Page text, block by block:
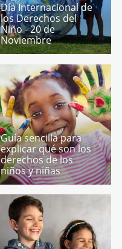
Día Internacional de
los Derechos del
Niño - 20 de
Noviembre
Guía sencilla para
explicar qué son los
derechos de los
niños y niñas